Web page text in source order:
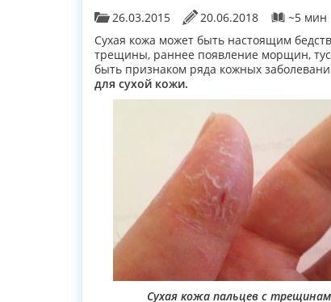
26.03.2015 20.06.2018 ~5 мин
Сухая кожа может быть настоящим
трещины, раннее появление морщин,
быть признаком ряда кожных
для сухой кожи.
Сухая кожа пальцев с